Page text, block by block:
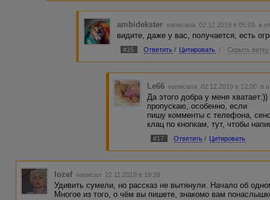
ambidekster написала 02.12.2019 в 05:03 в
видите, даже у вас, получается, есть
#16 Ответить / Цитировать / Скрыть ветку
Le66 написала 02.12.2019 в 12:00 в
Да этого добра у меня
пропускаю, особенно, если
пишу комменты с телефона,
клац по кнопкам, тут, чтобы
#17 Ответить / Цитировать
Iozef написал 22.11.2019 в 19:28
Удивить сумели, но рассказ не вытянули. Начало об
Многое из того, о чём вы пишете, знакомо вам